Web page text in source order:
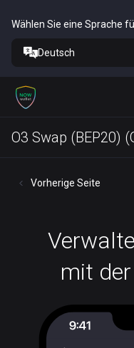
Wählen Sie eine Sprache
Deutsch
O3 Swap (BEP20)
Vorherige Seite
mit